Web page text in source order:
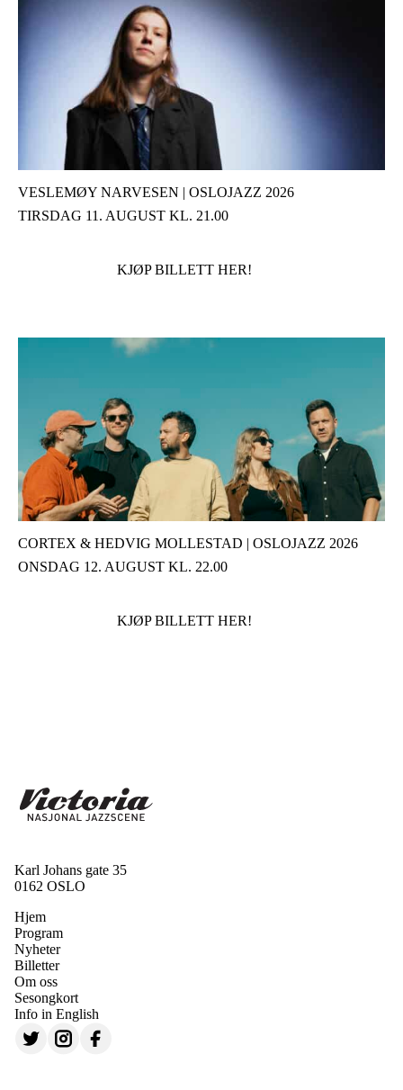
VESLEMØY NARVESEN | OSLOJAZZ 2026
TIRSDAG 11. AUGUST KL. 21.00
KJØP BILLETT HER!
CORTEX & HEDVIG MOLLESTAD | OSLOJAZZ 2026
ONSDAG 12. AUGUST KL. 22.00
KJØP BILLETT HER!
Karl Johans gate 35
0162 OSLO
Hjem
Program
Nyheter
Billetter
Om oss
Sesongkort
Info in English